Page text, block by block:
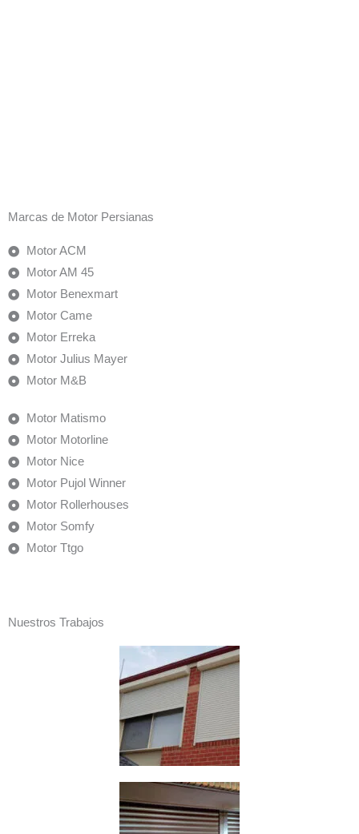
Marcas de Motor Persianas
Motor ACM
Motor AM 45
Motor Benexmart
Motor Came
Motor Erreka
Motor Julius Mayer
Motor M&B
Motor Matismo
Motor Motorline
Motor Nice
Motor Pujol Winner
Motor Rollerhouses
Motor Somfy
Motor Ttgo
Nuestros Trabajos